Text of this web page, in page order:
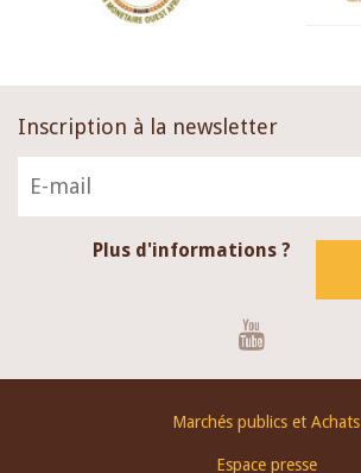
Inscription à la newsletter
Plus d'informations ?
Marchés publics et Achats
Espace presse